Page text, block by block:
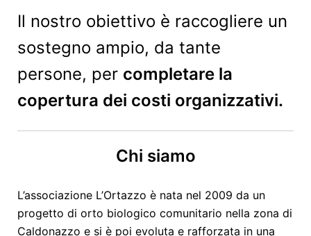
Il nostro obiettivo è raccogliere un
sostegno ampio, da tante
persone, per completare la
copertura dei costi organizzativi.
Chi siamo
L’associazione L’Ortazzo è nata nel 2009 da un
progetto di orto biologico comunitario nella zona di
Caldonazzo e si è poi evoluta e rafforzata in una